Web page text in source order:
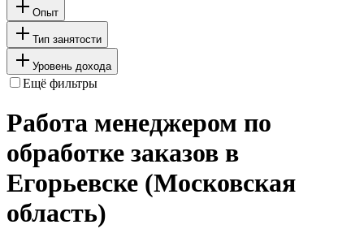
Опыт
Тип занятости
Уровень дохода
Ещё фильтры
Работа менеджером по
обработке заказов в
Егорьевске (Московская
область)